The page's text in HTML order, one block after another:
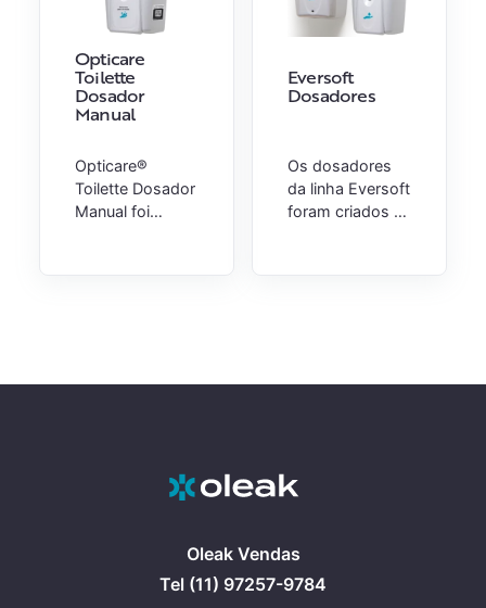
Opticare
Toilette
Dosador
Manual
Opticare®
Toilette Dosador
Manual foi
Eversoft
Dosadores
Os dosadores
da linha Eversoft
foram criados e
Oleak Vendas
Tel (11) 97257-9784